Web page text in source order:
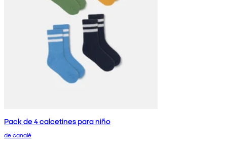
Pack de 4 calcetines para niño
de canalé